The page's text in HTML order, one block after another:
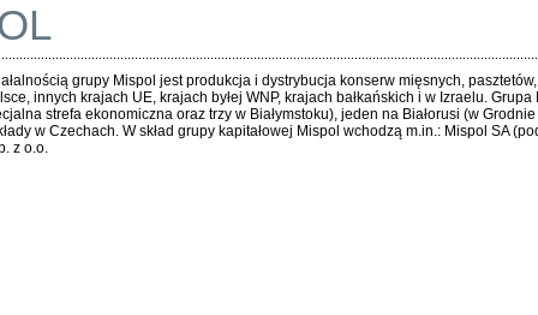
grupy Mispol jest produkcja i dystrybucja konserw mięsnych,
innych krajach UE, krajach byłej WNP, krajach bałkańskich i w Izraelu.
strefa ekonomiczna oraz trzy w Białymstoku), jeden na Białorusi (w
w Czechach. W skład grupy kapitałowej Mispol wchodzą m.in.: Mispol SA
z o.o.